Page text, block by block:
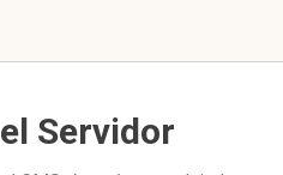
Servidor